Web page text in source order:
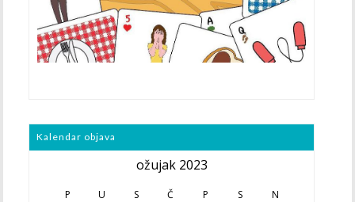
Kalendar objava
ožujak 2023
P U S Č P S N